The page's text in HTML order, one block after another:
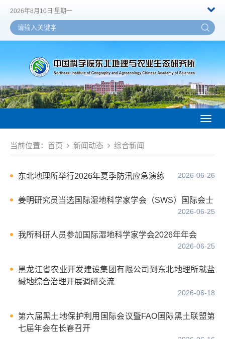
2026年8月10日 星期一
当前位置： 首页 新闻动态 综合新闻
东北地理所举行2026年夏季防汛应急演练 2026-06-26
姜明研究员当选国际湿地科学家学会（SWS）国际会士
2026-06-25
我所科研人员参加国际湿地科学家学会2026年年会
2026-06-25
黑龙江省农业开发建设集团有限公司到东北地理所就盐
碱地综合治理开展调研交流
2026-06-18
第六届黑土地保护利用国际会议暨FAO国际黑土联盟第
七届年会在长春召开